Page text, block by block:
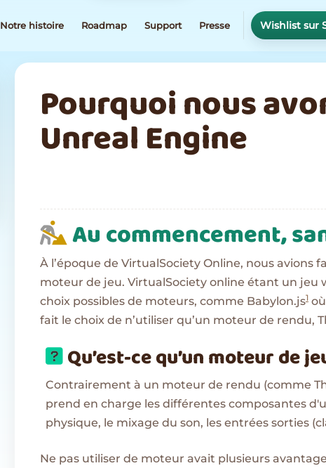
Notre histoire Roadmap Support Presse Wishlist sur
Pourquoi nous
Unreal Engine
Au commencement,
À l’époque de VirtualSociety Online, nous avions
moteur de jeu. VirtualSociety online étant un jeu
choix possibles de moteurs, comme Babylon.js1
fait le choix de n’utiliser qu’un moteur de rendu,
Qu’est-ce qu’un moteur de
Contrairement à un moteur de rendu (comme
prend en charge les différentes composantes
physique, le mixage du son, les entrées sorties
Ne pas utiliser de moteur avait plusieurs